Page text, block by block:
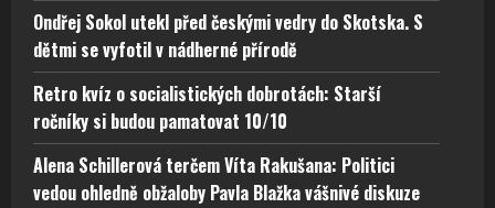
Ondřej Sokol utekl před českými vedry do Skotska. S
dětmi se vyfotil v nádherné přírodě
Retro kvíz o socialistických dobrotách: Starší
ročníky si budou pamatovat 10/10
Alena Schillerová terčem Víta Rakušana: Politici
vedou ohledně obžaloby Pavla Blažka vášnivé diskuze